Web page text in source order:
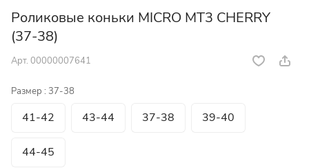
Роликовые коньки MICRO MT3 CHERRY
(37-38)
Арт. 00000007641
Размер : 37-38
41-42 43-44 37-38 39-40
44-45